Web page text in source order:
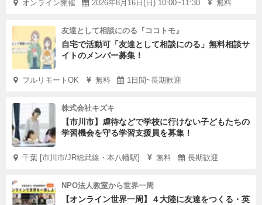
オンライン開催 2026年8月16日(日) 10:00~11:30 無料
友達として相談にのる『ココトモ』
自宅で活動可「友達として相談にのる」無料相談サ
イトのメンバー募集！
フルリモートOK 無料 1日間~長期歓迎
株式会社キズキ
【市川市】虐待などで学校に行けない子どもたちの
学習機会を守る学習支援員を募集！
千葉 [市川市/JR総武線・本八幡駅] 無料 長期歓迎
NPO法人教室から世界一周
【オンライン世界一周】４大陸に友達をつくる・英